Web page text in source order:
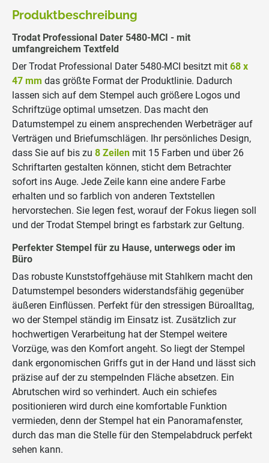
Produktbeschreibung
Trodat Professional Dater 5480-MCI - mit
umfangreichem Textfeld
Der Trodat Professional Dater 5480-MCI besitzt mit 68 x
47 mm das größte Format der Produktlinie. Dadurch
lassen sich auf dem Stempel auch größere Logos und
Schriftzüge optimal umsetzen. Das macht den
Datumstempel zu einem ansprechenden Werbeträger auf
Verträgen und Briefumschlägen. Ihr persönliches Design,
dass Sie auf bis zu 8 Zeilen mit 15 Farben und über 26
Schriftarten gestalten können, sticht dem Betrachter
sofort ins Auge. Jede Zeile kann eine andere Farbe
erhalten und so farblich von anderen Textstellen
hervorstechen. Sie legen fest, worauf der Fokus liegen soll
und der Trodat Stempel bringt es farbstark zur Geltung.
Perfekter Stempel für zu Hause, unterwegs oder im
Büro
Das robuste Kunststoffgehäuse mit Stahlkern macht den
Datumstempel besonders widerstandsfähig gegenüber
äußeren Einflüssen. Perfekt für den stressigen Büroalltag,
wo der Stempel ständig im Einsatz ist. Zusätzlich zur
hochwertigen Verarbeitung hat der Stempel weitere
Vorzüge, was den Komfort angeht. So liegt der Stempel
dank ergonomischen Griffs gut in der Hand und lässt sich
präzise auf der zu stempelnden Fläche absetzen. Ein
Abrutschen wird so verhindert. Auch ein schiefes
positionieren wird durch eine komfortable Funktion
vermieden, denn der Stempel hat ein Panoramafenster,
durch das man die Stelle für den Stempelabdruck perfekt
sehen kann.